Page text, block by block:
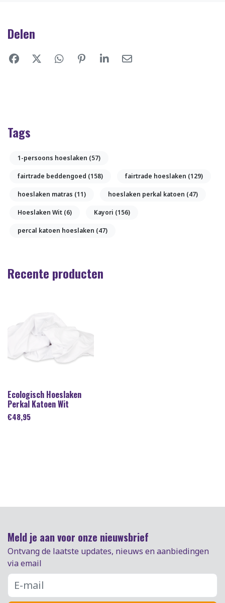
Delen
Tags
1-persoons hoeslaken (57)
fairtrade beddengoed (158) fairtrade hoeslaken (129)
hoeslaken matras (11) hoeslaken perkal katoen (47)
Hoeslaken Wit (6) Kayori (156)
percal katoen hoeslaken (47)
Recente producten
Ecologisch Hoeslaken
Perkal Katoen Wit
€48,95
Meld je aan voor onze nieuwsbrief
Ontvang de laatste updates, nieuws en aanbiedingen
via email